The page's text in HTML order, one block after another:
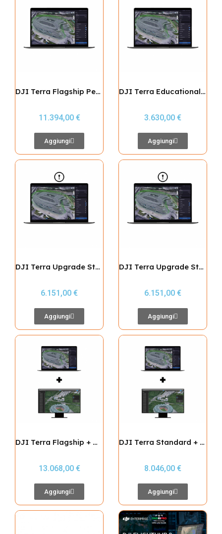
DJI Terra Flagship Permanent (Offline)
11.394,00 €
Aggiungi
DJI Terra Educational Permanent (10 Dispositivi)
3.630,00 €
Aggiungi
DJI Terra Upgrade Standard to Flagship (Offline)
6.151,00 €
Aggiungi
DJI Terra Upgrade Standard to Flagship (Online)
6.151,00 €
Aggiungi
DJI Terra Flagship + Modify Flagship Permanent
13.068,00 €
Aggiungi
DJI Terra Standard + Modify Flagship Permanent
8.046,00 €
Aggiungi